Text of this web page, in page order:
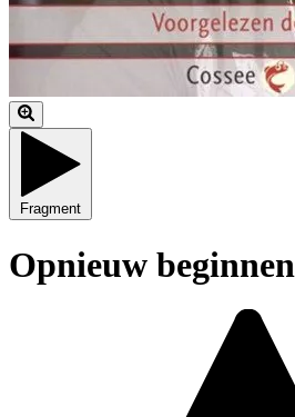
Fragment
Opnieuw beginnen